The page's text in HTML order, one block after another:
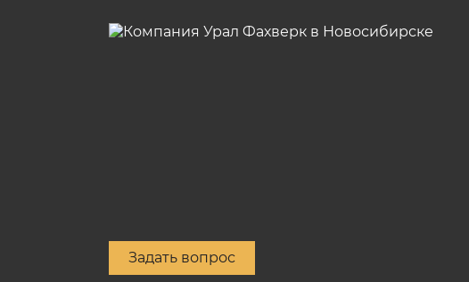
Задать вопрос